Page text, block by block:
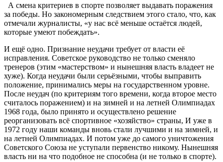
А смена критериев в спорте позволяет выдавать поражения
за победы. Но закономерным следствием этого стало, что, как
отмечали журналисты, «у нас всё меньше остаётся людей,
которые умеют побеждать».
И ещё одно. Признание неудачи требует от власти её
исправления. Советское руководство не только сменяло
тренеров (этим «мастерством» и нынешняя власть владеет не
хуже). Когда неудачи были серьёзными, чтобы выправить
положение, принимались меры на государственном уровне.
После неудач (по критериям того времени, когда второе место
считалось поражением) и на зимней и на летней Олимпиадах
1968 года, было принято и осуществлено решение
реорганизовать всё спортивное «хозяйство» страны, И уже в
1972 году наши команды вновь стали лучшими и на зимней, и
на летней Олимпиадах. И потом уже до самого уничтожения
Советского Союза не уступали первенство никому. Нынешняя
власть ни на что подобное не способна (и не только в спорте).